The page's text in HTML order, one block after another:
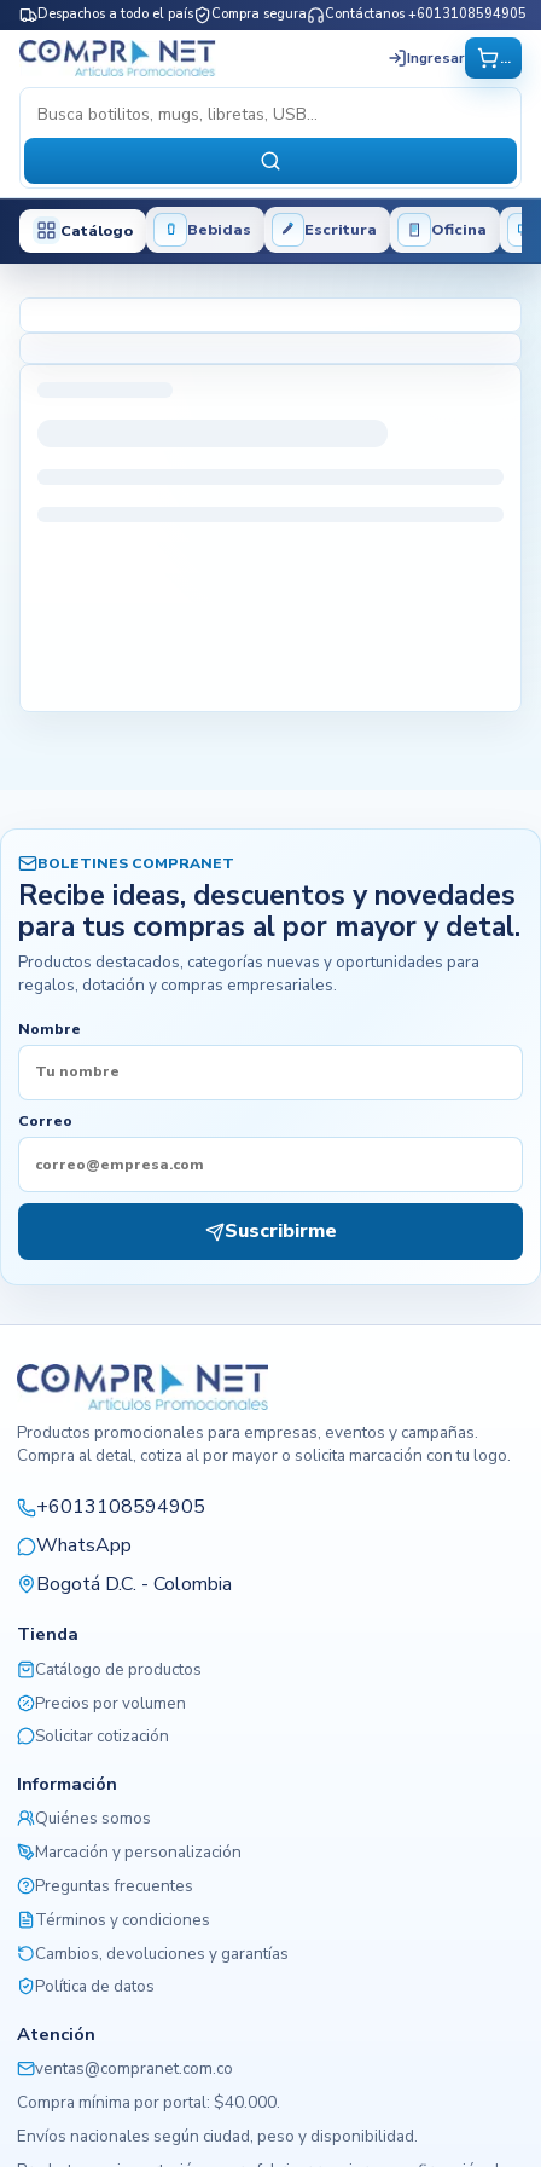
Despachos a todo el país Compra segura Contáctanos +6013108594905
Ingresar ...
Catálogo Bebidas Escritura Oficina
BOLETINES COMPRANET
Recibe ideas, descuentos y novedades
para tus compras al por mayor y detal.
Productos destacados, categorías nuevas y oportunidades para
regalos, dotación y compras empresariales.
Nombre
Correo
Suscribirme
Productos promocionales para empresas, eventos y campañas.
Compra al detal, cotiza al por mayor o solicita marcación con tu logo.
+6013108594905
WhatsApp
Bogotá D.C. - Colombia
Tienda
Catálogo de productos
Precios por volumen
Solicitar cotización
Información
Quiénes somos
Marcación y personalización
Preguntas frecuentes
Términos y condiciones
Cambios, devoluciones y garantías
Política de datos
Atención
ventas@compranet.com.co
Compra mínima por portal: $40.000.
Envíos nacionales según ciudad, peso y disponibilidad.